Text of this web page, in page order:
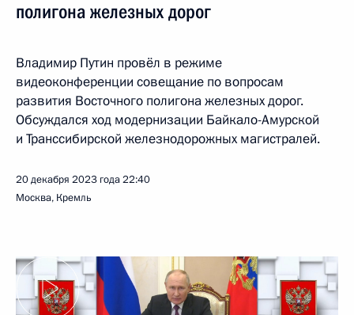
полигона железных дорог
Владимир Путин провёл в режиме
видеоконференции совещание по вопросам
развития Восточного полигона железных дорог.
Обсуждался ход модернизации Байкало-Амурской
и Транссибирской железнодорожных магистралей.
20 декабря 2023 года22:40
Москва, Кремль